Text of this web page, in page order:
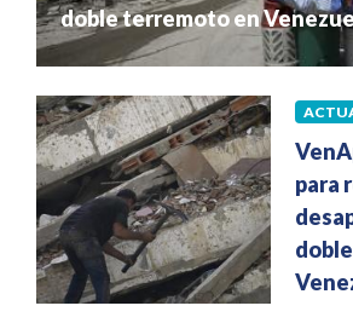
doble terremoto en
para